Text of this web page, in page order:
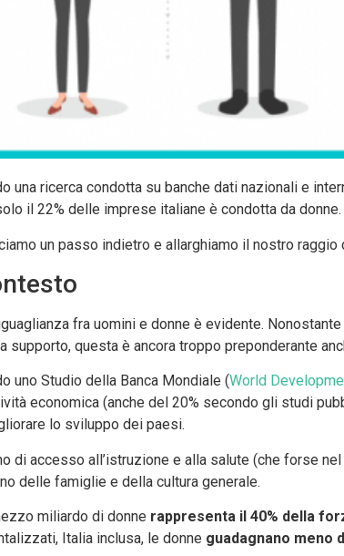
una ricerca condotta su banche dati nazionali e
il 22% delle imprese italiane è condotta da donne.
un passo indietro e allarghiamo il nostro raggio
fra uomini e donne è evidente.
supporto, questa è ancora troppo preponderante
uno Studio della Banca Mondiale (World
economica (anche del 20% secondo gli studi
lo sviluppo dei paesi.
di accesso all’istruzione e alla salute (che forse
delle famiglie e della cultura generale.
miliardo di donne rappresenta il 40% della
Italia inclusa, le donne guadagnano meno